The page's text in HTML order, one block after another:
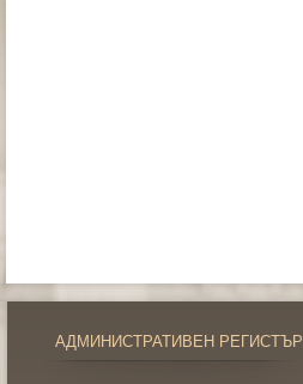
АДМИНИСТРАТИВЕН РЕГИСТЪР